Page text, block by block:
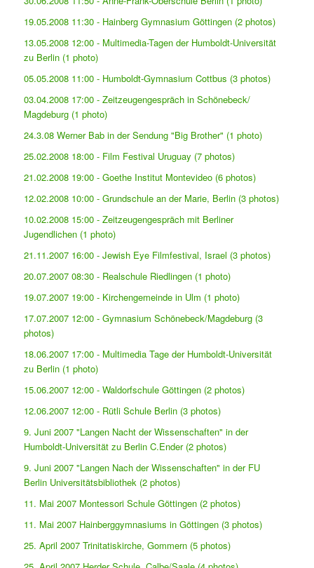
19.05.2008 11:30 - Hainberg Gymnasium Göttingen (2 photos)
13.05.2008 12:00 - Multimedia-Tagen der Humboldt-Universität
zu Berlin (1 photo)
05.05.2008 11:00 - Humboldt-Gymnasium Cottbus (3 photos)
03.04.2008 17:00 - Zeitzeugengespräch in Schönebeck/
Magdeburg (1 photo)
24.3.08 Werner Bab in der Sendung "Big Brother" (1 photo)
25.02.2008 18:00 - Film Festival Uruguay (7 photos)
21.02.2008 19:00 - Goethe Institut Montevideo (6 photos)
12.02.2008 10:00 - Grundschule an der Marie, Berlin (3 photos)
10.02.2008 15:00 - Zeitzeugengespräch mit Berliner
Jugendlichen (1 photo)
21.11.2007 16:00 - Jewish Eye Filmfestival, Israel (3 photos)
20.07.2007 08:30 - Realschule Riedlingen (1 photo)
19.07.2007 19:00 - Kirchengemeinde in Ulm (1 photo)
17.07.2007 12:00 - Gymnasium Schönebeck/Magdeburg (3
photos)
18.06.2007 17:00 - Multimedia Tage der Humboldt-Universität
zu Berlin (1 photo)
15.06.2007 12:00 - Waldorfschule Göttingen (2 photos)
12.06.2007 12:00 - Rütli Schule Berlin (3 photos)
9. Juni 2007 "Langen Nacht der Wissenschaften" in der
Humboldt-Universität zu Berlin C.Ender (2 photos)
9. Juni 2007 "Langen Nach der Wissenschaften" in der FU
Berlin Universitätsbibliothek (2 photos)
11. Mai 2007 Montessori Schule Göttingen (2 photos)
11. Mai 2007 Hainberggymnasiums in Göttingen (3 photos)
25. April 2007 Trinitatiskirche, Gommern (5 photos)